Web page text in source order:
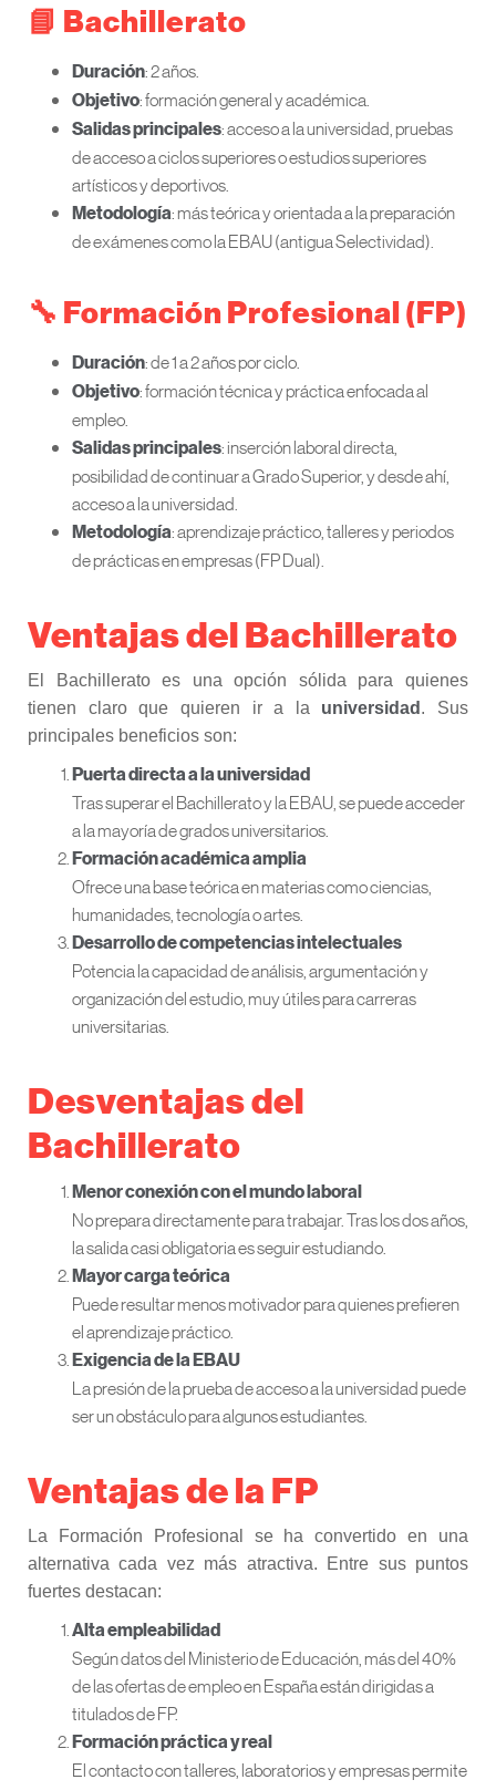
📘 Bachillerato
Duración: 2 años.
Objetivo: formación general y académica.
Salidas principales: acceso a la universidad, pruebas
de acceso a ciclos superiores o estudios superiores
artísticos y deportivos.
Metodología: más teórica y orientada a la preparación
de exámenes como la EBAU (antigua Selectividad).
🔧 Formación Profesional (FP)
Duración: de 1 a 2 años por ciclo.
Objetivo: formación técnica y práctica enfocada al
empleo.
Salidas principales: inserción laboral directa,
posibilidad de continuar a Grado Superior, y desde ahí,
acceso a la universidad.
Metodología: aprendizaje práctico, talleres y periodos
de prácticas en empresas (FP Dual).
Ventajas del Bachillerato
El Bachillerato es una opción sólida para quienes
tienen claro que quieren ir a la universidad . Sus
principales beneficios son:
Puerta directa a la universidad
Tras superar el Bachillerato y la EBAU, se puede acceder
a la mayoría de grados universitarios.
Formación académica amplia
Ofrece una base teórica en materias como ciencias,
humanidades, tecnología o artes.
Desarrollo de competencias intelectuales
Potencia la capacidad de análisis, argumentación y
organización del estudio, muy útiles para carreras
universitarias.
Desventajas del
Bachillerato
Menor conexión con el mundo laboral
No prepara directamente para trabajar. Tras los dos años,
la salida casi obligatoria es seguir estudiando.
Mayor carga teórica
Puede resultar menos motivador para quienes prefieren
el aprendizaje práctico.
Exigencia de la EBAU
La presión de la prueba de acceso a la universidad puede
ser un obstáculo para algunos estudiantes.
Ventajas de la FP
La Formación Profesional se ha convertido en una
alternativa cada vez más atractiva. Entre sus puntos
fuertes destacan:
Alta empleabilidad
Según datos del Ministerio de Educación, más del 40%
de las ofertas de empleo en España están dirigidas a
titulados de FP.
Formación práctica y real
El contacto con talleres, laboratorios y empresas permite